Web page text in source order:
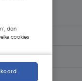
dan
cookies